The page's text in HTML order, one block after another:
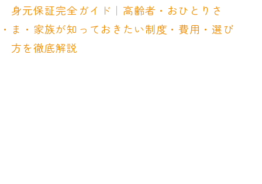
身元保証完全ガイド｜高齢者・おひとりさ
ま・家族が知っておきたい制度・費用・選び
方を徹底解説